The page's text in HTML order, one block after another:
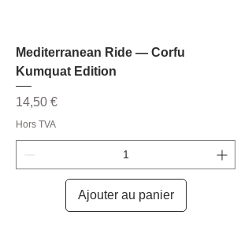
Mediterranean Ride — Corfu
Kumquat Edition
Prix
14,50 €
Hors TVA
Ajouter au panier